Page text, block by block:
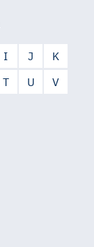
I J
K
T U
V